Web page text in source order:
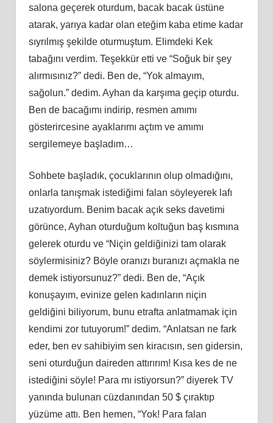
salona geçerek oturdum, bacak bacak üstüne
atarak, yarıya kadar olan eteğim kaba etime kadar
sıyrılmış şekilde oturmuştum. Elimdeki Kek
tabağını verdim. Teşekkür etti ve “Soğuk bir şey
alırmısınız?” dedi. Ben de, “Yok almayım,
sağolun.” dedim. Ayhan da karşıma geçip oturdu.
Ben de bacağımı indirip, resmen amımı
gösterircesine ayaklarımı açtım ve amımı
sergilemeye başladım…
Sohbete başladık, çocuklarının olup olmadığını,
onlarla tanışmak istediğimi falan söyleyerek lafı
uzatıyordum. Benim bacak açık seks davetimi
görünce, Ayhan oturduğum koltuğun baş kısmına
gelerek oturdu ve “Niçin geldiğinizi tam olarak
söylermisiniz? Böyle oranızı buranızı açmakla ne
demek istiyorsunuz?” dedi. Ben de, “Açık
konuşayım, evinize gelen kadınların niçin
geldiğini biliyorum, bunu etrafta anlatmamak için
kendimi zor tutuyorum!” dedim. “Anlatsan ne fark
eder, ben ev sahibiyim sen kiracısın, sen gidersin,
seni oturduğun daireden attırırım! Kısa kes de ne
istediğini söyle! Para mı istiyorsun?” diyerek TV
yanında bulunan cüzdanından 50 $ çıraktıp
yüzüme attı. Ben hemen, “Yok! Para falan